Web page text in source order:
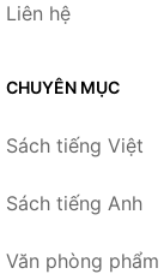
Liên hệ
CHUYÊN MỤC
Sách tiếng Việt
Sách tiếng Anh
Văn phòng phẩm